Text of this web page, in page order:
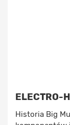
ELECTRO-
Historia Big